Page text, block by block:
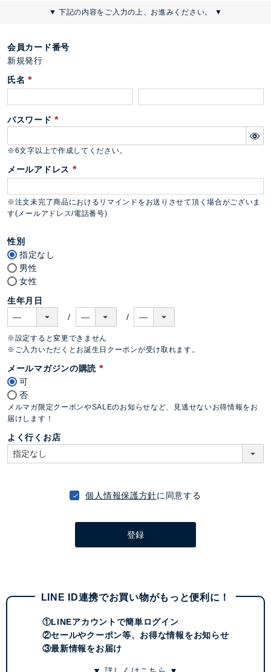
▼ 下記の内容をご入力の上、お進みください。 ▼
会員カード番号
新規発行
氏名
必
須
パスワード
必
)
※6文字以上で作成してください。
メールアドレス
必
須
※注文未完了商品におけるリマインドをお送りさせて頂く場合がございま
す(メールアドレス/電話番号)
性別
指定なし
男性
女性
生年月日
※設定すると変更できません
※ご入力いただくとお誕生日クーポンが受け取れます。
メールマガジンの購読
須
可
否
メルマガ限定クーポンやSALEのお知らせなど、見逃せないお得情報をお
届けします！
よく行くお店
個人情報保護方針に同意する
登録
LINE ID連携でお買い物がもっと便利に！
①LINEアカウントで簡単ログイン
②セールやクーポン等、お得な情報をお知らせ
③最新情報をお届け